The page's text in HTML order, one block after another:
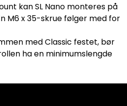
kan SL Nano monteres på
M6 x 35-skrue følger med for
med Classic festet, bør
ha en minimumslengde